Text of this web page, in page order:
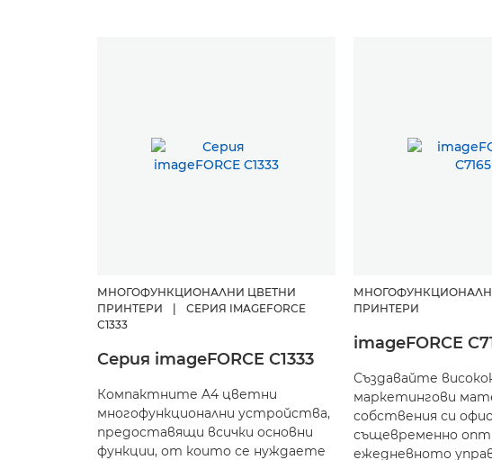
МНОГОФУНКЦИОНАЛНИ ЦВЕТНИ
ПРИНТЕРИ
СЕРИЯ IMAGEFORCE
C1333
Серия imageFORCE C1333
Компактните A4 цветни
многофункционални устройства,
предоставящи всички основни
функции, от които се нуждаете
ПРИНТЕРИ
imageFORCE
Създавайте
маркетингови
собствения си
същевременно
ежедневното